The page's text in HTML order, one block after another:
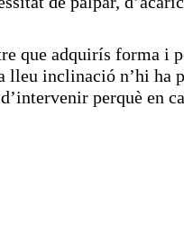
que adquirís forma i
lleu inclinació n’hi ha
perquè en